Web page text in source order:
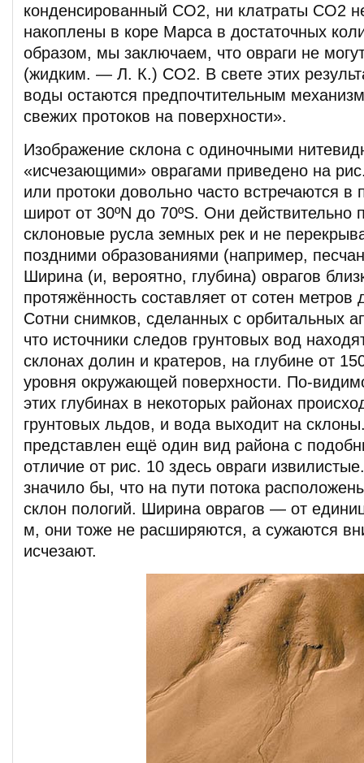
конденсированный CO2, ни клатраты CO2
накоплены в коре Марса в достаточных
образом, мы заключаем, что овраги не
(жидким. — Л. К.) CO2. В свете этих
воды остаются предпочтительным
свежих протоков на поверхности».
Изображение склона с одиночными
«исчезающими» оврагами приведено на
или протоки довольно часто встречаются в
широт от 30ºN до 70ºS. Они действительно
склоновые русла земных рек и не
поздними образованиями (например,
Ширина (и, вероятно, глубина) оврагов
протяжённость составляет от сотен метров
Сотни снимков, сделанных с орбитальных
что источники следов грунтовых вод
склонах долин и кратеров, на глубине от
уровня окружающей поверхности. По-
этих глубинах в некоторых районах
грунтовых льдов, и вода выходит на
представлен ещё один вид района с
отличие от рис. 10 здесь овраги
значило бы, что на пути потока
склон пологий. Ширина оврагов — от
м, они тоже не расширяются, а сужаются
исчезают.